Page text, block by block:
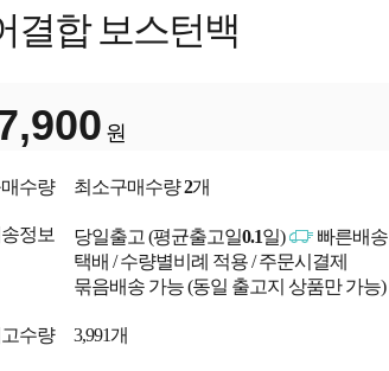
결합 보스턴백
원
수량 최소구매수량2개
정보 당일출고 (평균출고일0.1일)
빠른배송
택배 / 수량별비례 적용 / 주문시결제
묶음배송 가능 (동일 출고지 상품만 가능)
수량 3,991개